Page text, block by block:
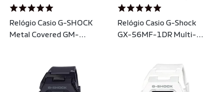
Relógio Casio G-SHOCK
Metal Covered GM-
Relógio Casio G-Shock
GX-56MF-1DR Multi-